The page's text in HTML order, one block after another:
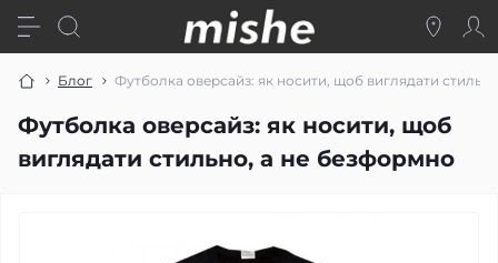
Блог Футболка оверсайз: як носити, щоб виглядати
Футболка оверсайз: як носити, щоб
виглядати стильно, а не безформно